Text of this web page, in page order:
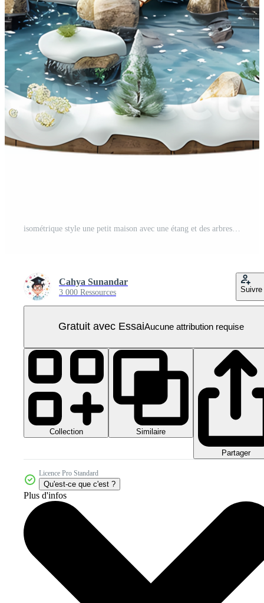
Cahya Sunandar
3 000 Ressources Suivre
Gratuit avec EssaiAucune attribution requise
Collection Similaire
Partager
Licence Pro Standard
Qu'est-ce que c'est ?
Plus d'infos